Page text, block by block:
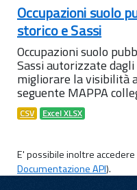
Occupazioni suolo
storico e Sassi
Occupazioni suolo
Sassi autorizzate
migliorare la visibilità
seguente MAPPA
CSV Excel XLSX
E' possibile inoltre
Documentazione API).